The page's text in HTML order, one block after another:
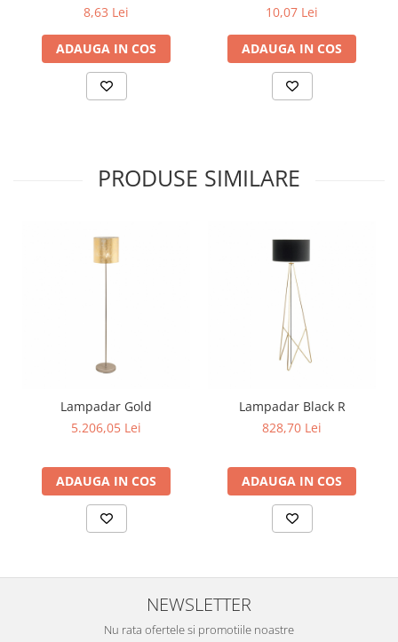
8,63 Lei
ADAUGA IN COS
10,07 Lei
ADAUGA IN COS
PRODUSE SIMILARE
Lampadar Gold
5.206,05 Lei
ADAUGA IN COS
Lampadar Black R
828,70 Lei
ADAUGA IN COS
NEWSLETTER
Nu rata ofertele si promotiile noastre